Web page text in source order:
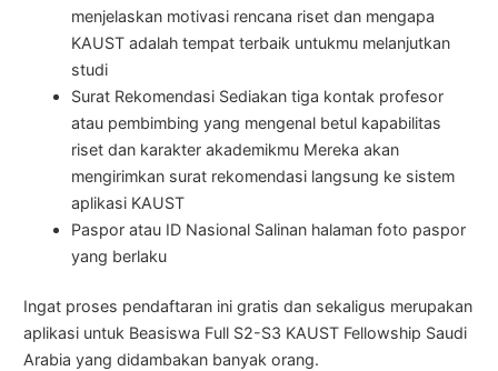
menjelaskan motivasi rencana riset dan mengapa
KAUST adalah tempat terbaik untukmu melanjutkan
studi
Surat Rekomendasi Sediakan tiga kontak profesor
atau pembimbing yang mengenal betul kapabilitas
riset dan karakter akademikmu Mereka akan
mengirimkan surat rekomendasi langsung ke sistem
aplikasi KAUST
Paspor atau ID Nasional Salinan halaman foto paspor
yang berlaku
Ingat proses pendaftaran ini gratis dan sekaligus merupakan
aplikasi untuk Beasiswa Full S2-S3 KAUST Fellowship Saudi
Arabia yang didambakan banyak orang.